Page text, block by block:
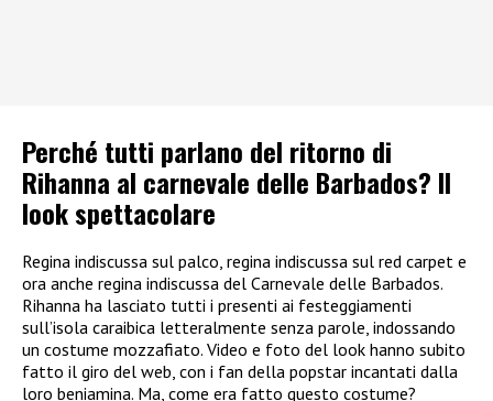
Perché tutti parlano del ritorno di
Rihanna al carnevale delle Barbados? Il
look spettacolare
Regina indiscussa sul palco, regina indiscussa sul red carpet e
ora anche regina indiscussa del Carnevale delle Barbados.
Rihanna ha lasciato tutti i presenti ai festeggiamenti
sull’isola caraibica letteralmente senza parole, indossando
un costume mozzafiato. Video e foto del look hanno subito
fatto il giro del web, con i fan della popstar incantati dalla
loro beniamina. Ma, come era fatto questo costume?